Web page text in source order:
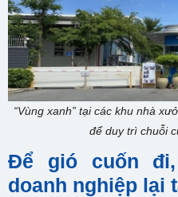
“Vùng xanh” tại các khu nhà
để duy trì chuỗi
Để gió cuốn đi,
doanh nghiệp lại